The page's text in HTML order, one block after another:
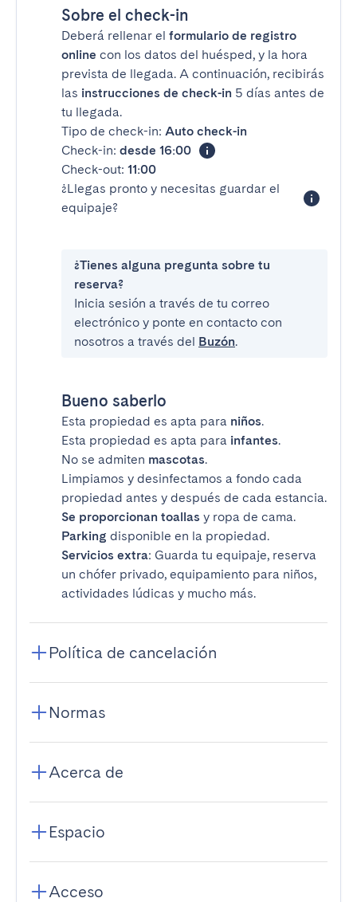
Sobre el check-in
Deberá rellenar el formulario de registro
online con los datos del huésped, y la hora
prevista de llegada. A continuación, recibirás
las instrucciones de check-in 5 días antes de
tu llegada.
Tipo de check-in: Auto check-in
Check-in: desde 16:00
Check-out: 11:00
¿Llegas pronto y necesitas guardar el
equipaje?
¿Tienes alguna pregunta sobre tu
reserva?
Inicia sesión a través de tu correo
electrónico y ponte en contacto con
nosotros a través del Buzón.
Bueno saberlo
Esta propiedad es apta para niños.
Esta propiedad es apta para infantes.
No se admiten mascotas.
Limpiamos y desinfectamos a fondo cada
propiedad antes y después de cada estancia.
Se proporcionan toallas y ropa de cama.
Parking disponible en la propiedad.
Servicios extra: Guarda tu equipaje, reserva
un chófer privado, equipamiento para niños,
actividades lúdicas y mucho más.
Política de cancelación
Normas
Acerca de
Espacio
Acceso